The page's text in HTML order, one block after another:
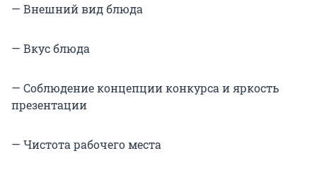
— Внешний вид блюда
— Вкус блюда
— Соблюдение концепции конкурса и яркость
презентации
— Чистота рабочего места